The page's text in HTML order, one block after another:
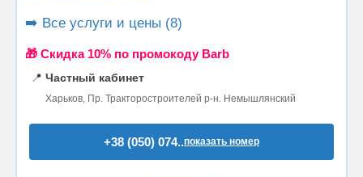
➡️ Все услуги и цены (8)
🎁 Cкидка 10% по промокоду Barb
📍 Частный кабинет
Харьков, Пр. Тракторостроителей р-н. Немышлянский
+38 (050) 074..показать номер